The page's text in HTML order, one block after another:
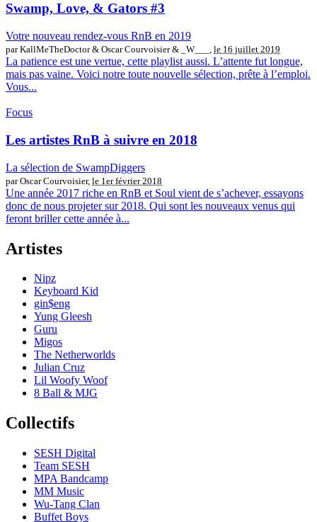
Swamp, Love, & Gators #3
Votre nouveau rendez-vous RnB en 2019
par KallMeTheDoctor & Oscar Courvoisier & _W___, le 16 juillet 2019
La patience est une vertue, cette playlist aussi. L’attente fut longue,
mais pas vaine. Voici notre toute nouvelle sélection, prête à l’emploi.
Vous...
Focus
Les artistes RnB à suivre en 2018
La sélection de SwampDiggers
par Oscar Courvoisier, le 1er février 2018
Une année 2017 riche en RnB et Soul vient de s’achever, essayons
donc de nous projeter sur 2018. Qui sont les nouveaux venus qui
feront briller cette année à...
Artistes
Nipz
Keyboard Kid
gin$eng
Yung Gleesh
Guru
Migos
The Netherworlds
Julian Cruz
Lil Woofy Woof
8 Ball & MJG
Collectifs
SESH Digital
Team SESH
MPA Bandcamp
MM Music
Wu-Tang Clan
Buffet Boys